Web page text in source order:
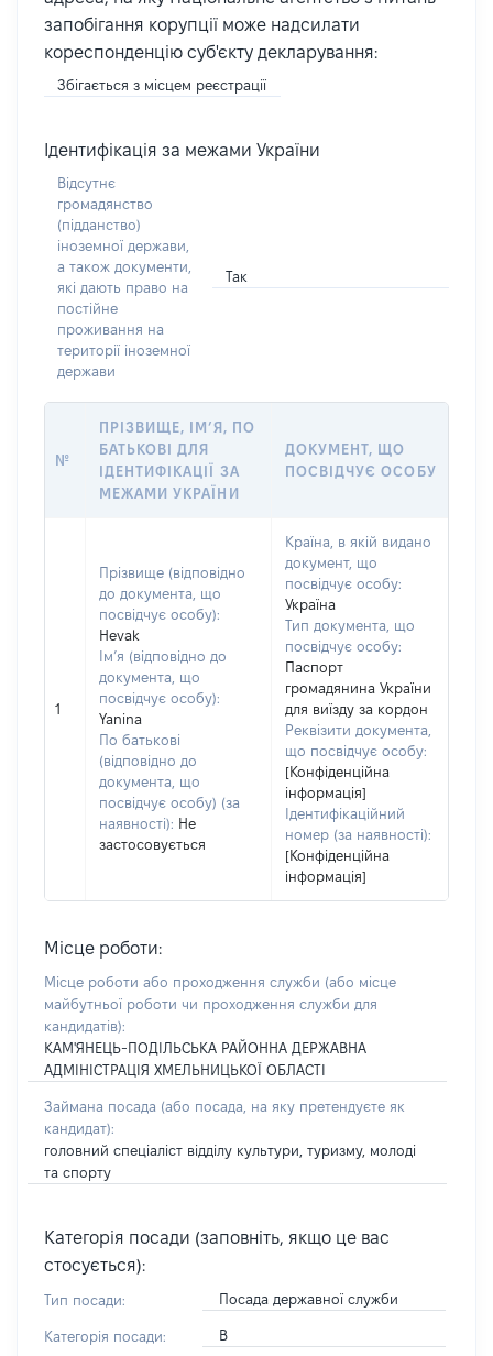
запобігання корупції може надсилати
кореспонденцію суб'єкту декларування:
Збігається з місцем реєстрації
Ідентифікація за межами України
Відсутнє
громадянство
(підданство)
іноземної держави,
а також документи,
які дають право на
постійне
проживання на
території іноземної
держави
Так
№
ПРІЗВИЩЕ, ІМ’Я, ПО
БАТЬКОВІ ДЛЯ
ІДЕНТИФІКАЦІЇ ЗА
МЕЖАМИ УКРАЇНИ
ДОКУМЕНТ, ЩО
ПОСВІДЧУЄ ОСОБУ
1
Прізвище (відповідно
до документа, що
посвідчує особу):
Hevak
Ім’я (відповідно до
документа, що
посвідчує особу):
Yanina
По батькові
(відповідно до
документа, що
посвідчує особу) (за
наявності): Не
застосовується
Країна, в якій видано
документ, що
посвідчує особу:
Україна
Тип документа, що
посвідчує особу:
Паспорт
громадянина України
для виїзду за кордон
Реквізити документа,
що посвідчує особу:
[Конфіденційна
інформація]
Ідентифікаційний
номер (за наявності):
[Конфіденційна
інформація]
Місце роботи:
Місце роботи або проходження служби (або місце
майбутньої роботи чи проходження служби для
кандидатів):
КАМ'ЯНЕЦЬ-ПОДІЛЬСЬКА РАЙОННА ДЕРЖАВНА
АДМІНІСТРАЦІЯ ХМЕЛЬНИЦЬКОЇ ОБЛАСТІ
Займана посада (або посада, на яку претендуєте як
кандидат):
головний спеціаліст відділу культури, туризму, молоді
та спорту
Категорія посади (заповніть, якщо це вас
стосується):
Тип посади: Посада державної служби
Категорія посади: В